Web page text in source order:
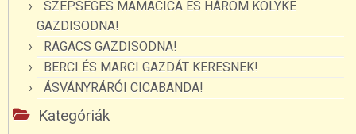
SZÉPSÉGES MAMACICA ÉS HÁROM KÖLYKE
GAZDISODNA!
RAGACS GAZDISODNA!
BERCI ÉS MARCI GAZDÁT KERESNEK!
ÁSVÁNYRÁRÓI CICABANDA!
Kategóriák